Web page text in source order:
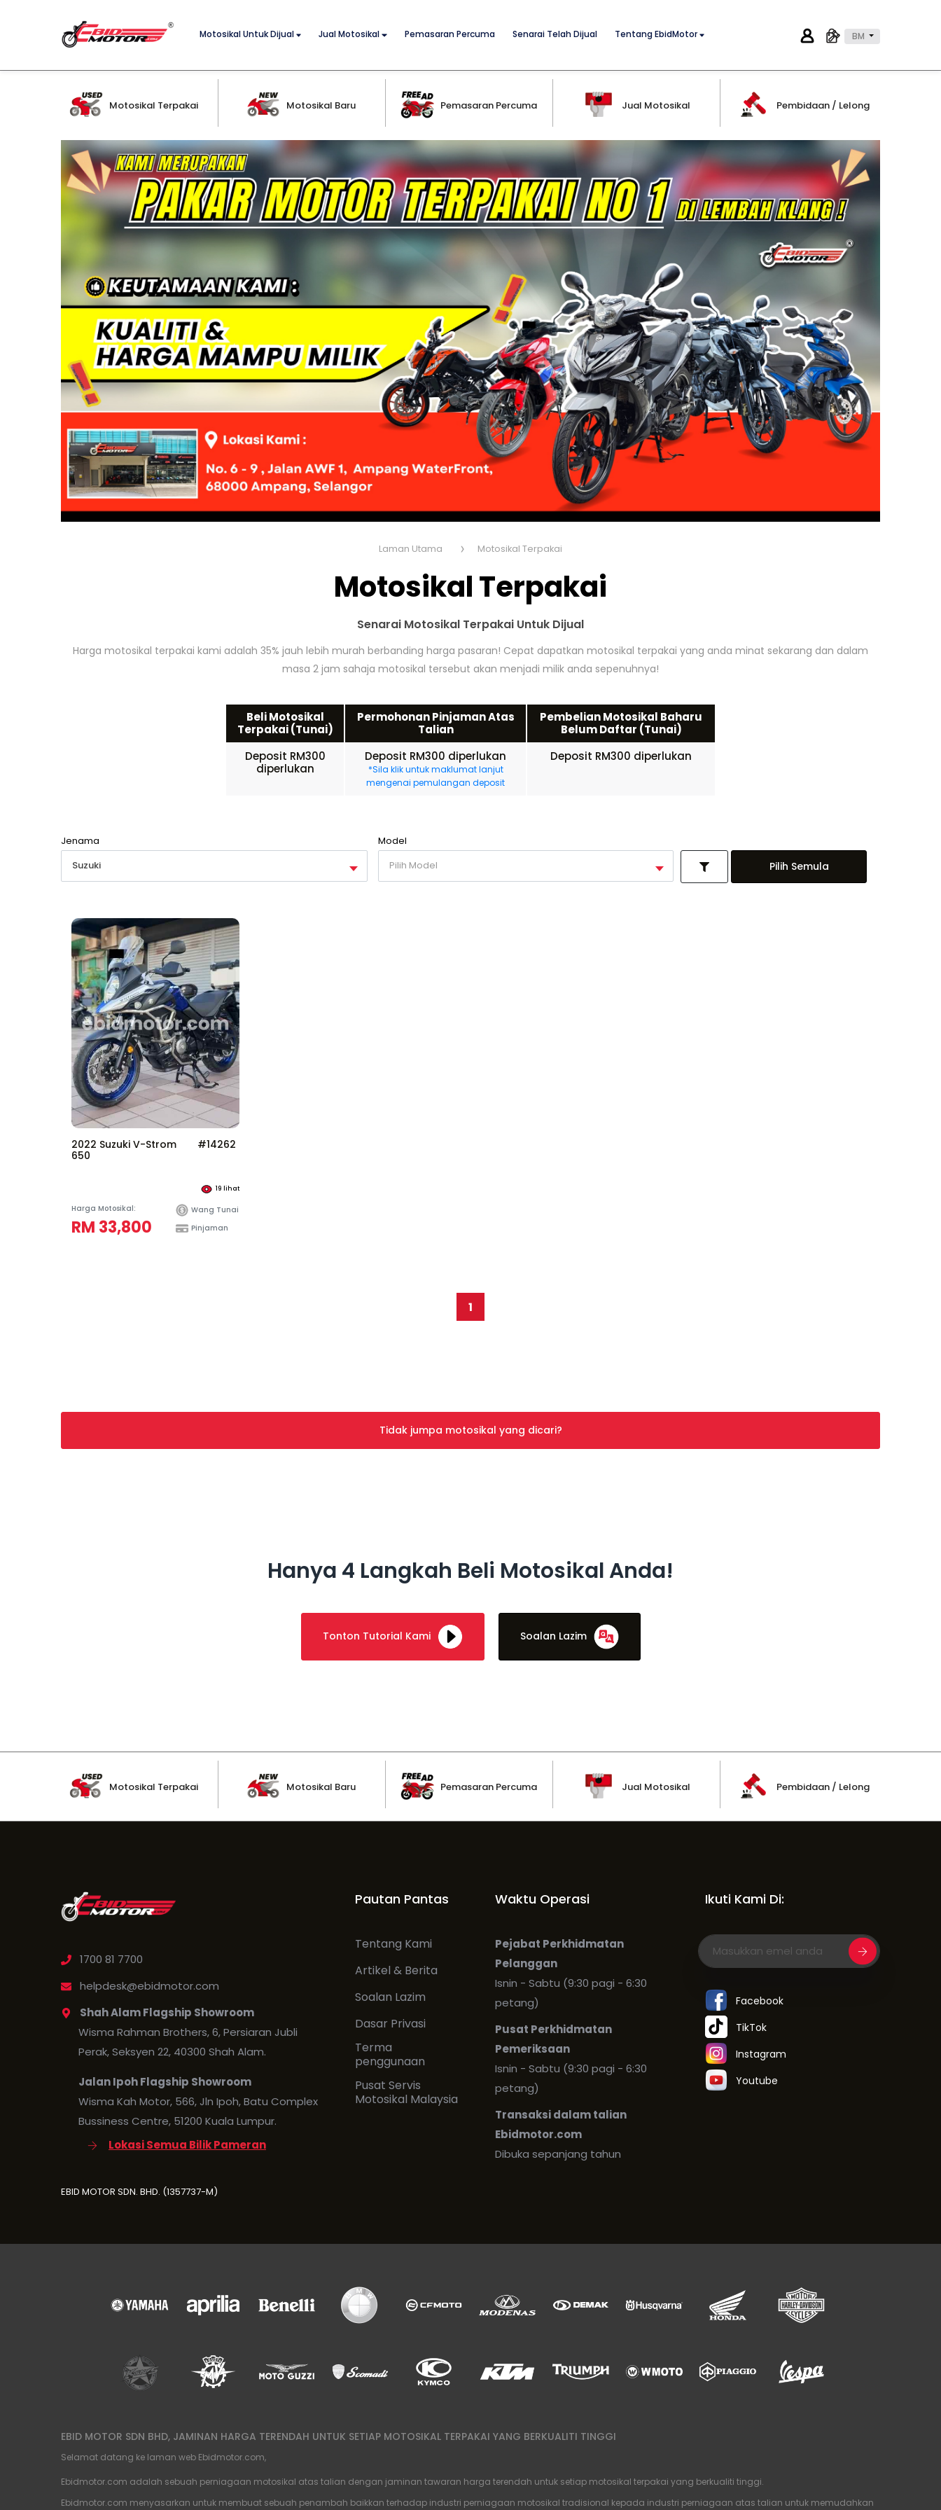
Motosikal Untuk Dijual Jual Motosikal Pemasaran Percuma Senarai Telah Dijual Tentang EbidMotor BM
Motosikal Terpakai Motosikal Baru Pemasaran Percuma Jual Motosikal Pembidaan / Lelong
Laman Utama Motosikal Terpakai
Motosikal Terpakai
Senarai Motosikal Terpakai Untuk Dijual
Harga motosikal terpakai kami adalah 35% jauh lebih murah berbanding harga pasaran! Cepat dapatkan motosikal terpakai yang anda minat sekarang dan dalam
masa 2 jam sahaja motosikal tersebut akan menjadi milik anda sepenuhnya!
Beli Motosikal
Terpakai (Tunai)
Permohonan Pinjaman Atas
Talian
Pembelian Motosikal Baharu
Belum Daftar (Tunai)
Deposit RM300
diperlukan
Deposit RM300 diperlukan
*Sila klik untuk maklumat lanjut
mengenai pemulangan deposit
Deposit RM300 diperlukan
Jenama
Suzuki
Model
Pilih Model
Pilih Semula
#14262
2022 Suzuki V-Strom
650
19 lihat
Harga Motosikal:
RM 33,800
Wang Tunai
Pinjaman
1
Tidak jumpa motosikal yang dicari?
Hanya 4 Langkah Beli Motosikal Anda!
Tonton Tutorial Kami Soalan Lazim
Motosikal Terpakai Motosikal Baru Pemasaran Percuma Jual Motosikal Pembidaan / Lelong
1700 81 7700
helpdesk@ebidmotor.com
Shah Alam Flagship Showroom
Wisma Rahman Brothers, 6, Persiaran Jubli
Perak, Seksyen 22, 40300 Shah Alam.
Jalan Ipoh Flagship Showroom
Wisma Kah Motor, 566, Jln Ipoh, Batu Complex
Bussiness Centre, 51200 Kuala Lumpur.
Lokasi Semua Bilik Pameran
EBID MOTOR SDN. BHD. (1357737-M)
Pautan Pantas
Tentang Kami
Artikel & Berita
Soalan Lazim
Dasar Privasi
Terma
penggunaan
Pusat Servis
Motosikal Malaysia
Waktu Operasi
Pejabat Perkhidmatan
Pelanggan
Isnin - Sabtu (9:30 pagi - 6:30
petang)
Pusat Perkhidmatan
Pemeriksaan
Isnin - Sabtu (9:30 pagi - 6:30
petang)
Transaksi dalam talian
Ebidmotor.com
Dibuka sepanjang tahun
Ikuti Kami Di:
Facebook
TikTok
Instagram
Youtube
EBID MOTOR SDN BHD, JAMINAN HARGA TERENDAH UNTUK SETIAP MOTOSIKAL TERPAKAI YANG BERKUALITI TINGGI
Selamat datang ke laman web Ebidmotor.com,
Ebidmotor.com adalah sebuah perniagaan motosikal atas talian dengan jaminan tawaran harga terendah untuk setiap motosikal terpakai yang berkualiti tinggi.
Ebidmotor.com menyasarkan untuk membuat sebuah penambah baikkan terhadap industri perniagaan motosikal tradisional kepada industri perniagaan atas talian untuk memudahkan